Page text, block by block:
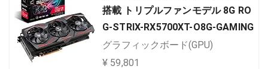
搭載 トリプルファンモデル 8G RO
G-STRIX-RX5700XT-O8G-GAMING
グラフィックボード(GPU)
¥ 59,801